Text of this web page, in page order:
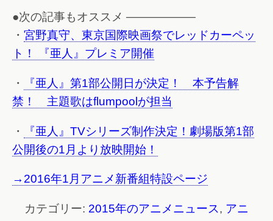
●次の記事もオススメ ——————
・ 宮野真守、東京国際映画祭でレッドカーペッ
ト！ 『亜人』プレミア開催
・
『亜人』第1部公開日が決定！ 本予告解
禁！ 主題歌はflumpoolが担当
・
『亜人』TVシリーズ制作決定！劇場版第1部
公開後の1月より放映開始！
→2016年1月アニメ新番組特設ページ
カテゴリー: 2015年のアニメニュース, アニ